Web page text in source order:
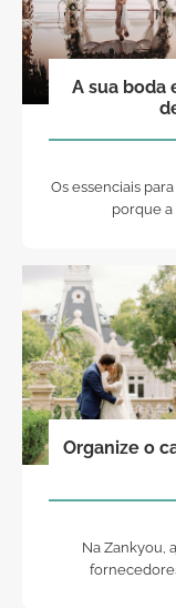
A sua boda
Os essenciais
porque a
Organize o
Na Zankyou,